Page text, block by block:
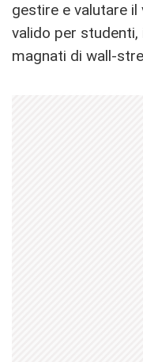
gestire e valutare
valido per
magnati di wall-